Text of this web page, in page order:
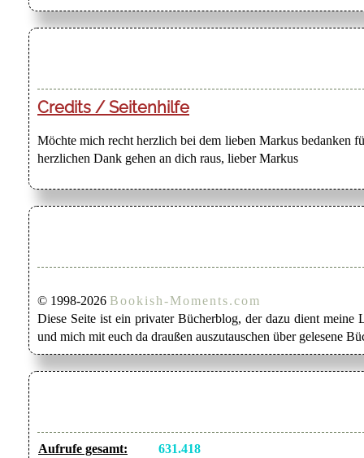
Credits / Seitenhilfe
Möchte mich recht herzlich bei dem lieben Markus bedanken
herzlichen Dank gehen an dich raus, lieber Markus
© 1998-2026 Bookish-Moments.com
Diese Seite ist ein privater Bücherblog, der dazu dient meine
und mich mit euch da draußen auszutauschen über gelesene
Aufrufe gesamt:
631.418